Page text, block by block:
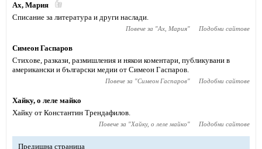
Ах, Мария
Списание за литература и други наслади.
Повече за "Ах, Мария" Подобни сайтове
Симеон Гаспаров
Стихове, разкази, размишления и някои коментари, публикувани в
американски и български медии от Симеон Гаспаров.
Повече за "Симеон Гаспаров" Подобни сайтове
Хайку, о леле майко
Хайку от Константин Трендафилов.
Повече за "Хайку, о леле майко" Подобни сайтове
Предишна страница